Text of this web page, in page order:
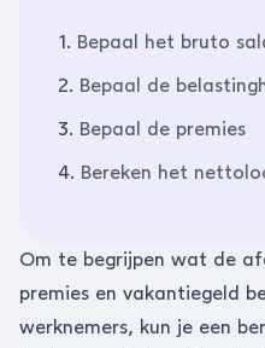
1. Bepaal het bruto
2. Bepaal de
3. Bepaal de premies
4. Bereken het
Om te begrijpen wat de
premies en vakantiegeld
werknemers, kun je een